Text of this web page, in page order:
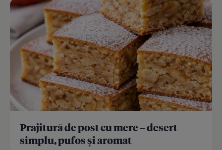
Prajitură de post cu mere – desert
simplu, pufos și aromat